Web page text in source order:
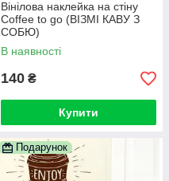
Вінілова наклейка на стіну
Coffee to go (ВІЗМІ КАВУ З
СОБЮ)
В наявності
140 ₴
Купити
Подарунок